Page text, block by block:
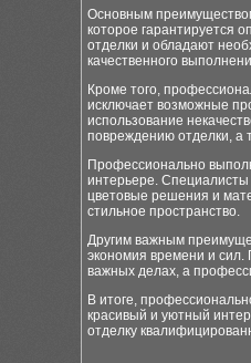
Основным
которое гарантируется
отделки и обладают
качественного
Кроме того,
исключает возможные
использование
повреждению отделки, а
Профессионально
интерьере.
цветовые решения и
стильное пространство.
Другим важным
экономия времени и сил.
важных делах, а
В итоге,
красивый и уютный
отделку